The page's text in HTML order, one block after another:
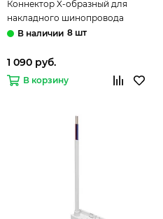
Коннектор X-образный для
накладного шинопровода
A613733X белый Rapid-
8 шт
1 090 руб.
В корзину